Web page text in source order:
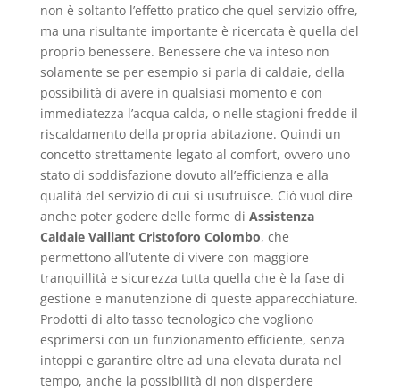
non è soltanto l’effetto pratico che quel servizio offre,
ma una risultante importante è ricercata è quella del
proprio benessere. Benessere che va inteso non
solamente se per esempio si parla di caldaie, della
possibilità di avere in qualsiasi momento e con
immediatezza l’acqua calda, o nelle stagioni fredde il
riscaldamento della propria abitazione. Quindi un
concetto strettamente legato al comfort, ovvero uno
stato di soddisfazione dovuto all’efficienza e alla
qualità del servizio di cui si usufruisce. Ciò vuol dire
anche poter godere delle forme di Assistenza
Caldaie Vaillant Cristoforo Colombo, che
permettono all’utente di vivere con maggiore
tranquillità e sicurezza tutta quella che è la fase di
gestione e manutenzione di queste apparecchiature.
Prodotti di alto tasso tecnologico che vogliono
esprimersi con un funzionamento efficiente, senza
intoppi e garantire oltre ad una elevata durata nel
tempo, anche la possibilità di non disperdere